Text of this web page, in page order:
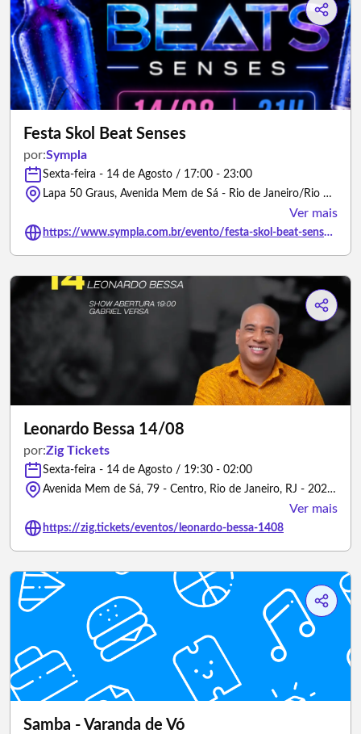
Festa Skol Beat Senses
por:Sympla
Sexta-feira - 14 de Agosto / 17:00 - 23:00
Lapa 50 Graus, Avenida Mem de Sá - Rio de Janeiro/Rio de Janeiro
Ver mais
https://www.sympla.com.br/evento/festa-skol-beat-senses/3504193
Leonardo Bessa 14/08
por:Zig Tickets
Sexta-feira - 14 de Agosto / 19:30 - 02:00
Avenida Mem de Sá, 79 - Centro, Rio de Janeiro, RJ - 20230-150 - Rio de Janeiro/Rio de Janeiro
Ver mais
https://zig.tickets/eventos/leonardo-bessa-1408
Samba - Varanda de Vó